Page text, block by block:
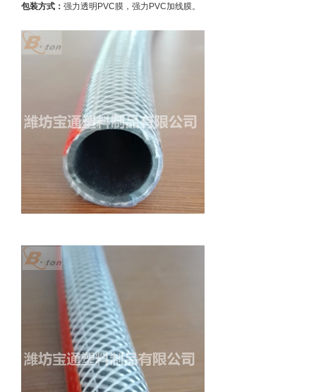
包装方式： 强力透明PVC膜，强力PVC加线膜。